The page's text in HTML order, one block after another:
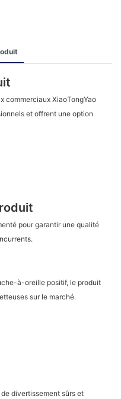
commerciaux XiaoTongYao
et offrent une option
pour garantir une qualité
à-oreille positif, le produit
sur le marché.
divertissement sûrs et